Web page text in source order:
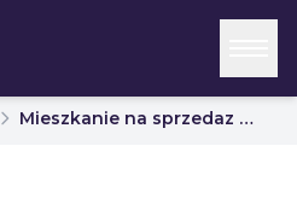
Mieszkanie na sprzedaz biaystok sienkiewicza 7129760